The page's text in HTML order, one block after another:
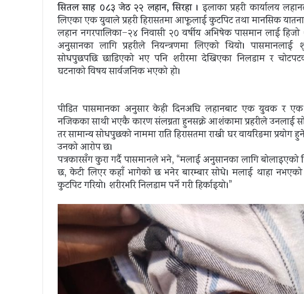
सितल साह ०८३ जेठ २२ लहान, सिरहा । इलाका प्रहरी कार्यालय
लिएका एक युवाले प्रहरी हिरासतमा आफूलाई कुटपिट तथा मानसिक
लहान नगरपालिका–२४ निवासी २० वर्षीय अभिषेक पासमान लाई हिजो
अनुसन्धानका लागि प्रहरीले नियन्त्रणमा लिएको थियो।
सोधपुछपछि छाडिएको भए पनि शरीरमा देखिएका निलडाम र
घटनाको विषय सार्वजनिक भएको हो।
पीडित पासमानका अनुसार केही दिनअघि लहानबाट एक युवक र
नजिकका साथी भएकै कारण संलग्नता हुनसक्ने आशंकामा प्रहरीले उनलाई
तर सामान्य सोधपुछको नाममा राति हिरासतमा राखी घर वायरिङमा
उनको आरोप छ।
पत्रकारसँग कुरा गर्दै पासमानले भने, “मलाई अनुसन्धानका लागि बोलाइएको
छ, केटी लिएर कहाँ भागेको छ भनेर बारम्बार सोधे। मलाई थाहा नभएको
कुटपिट गरियो। शरीरभरि निलडाम पर्ने गरी हिर्काइयो।”